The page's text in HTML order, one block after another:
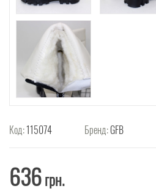
Код:115074 Бренд:GFB
636грн.